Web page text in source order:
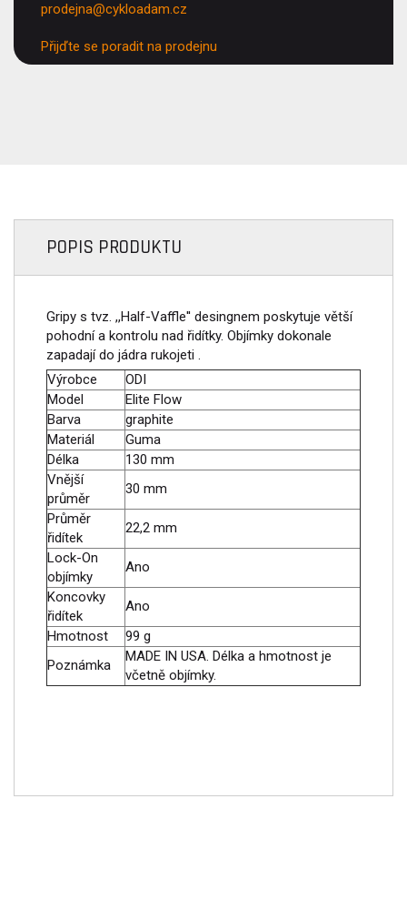
prodejna@cykloadam.cz
Přijďte se poradit na prodejnu
POPIS PRODUKTU
Gripy s tvz. ,,Half-Vaffle'' desingnem poskytuje větší
pohodní a kontrolu nad řidítky. Objímky dokonale
zapadají do jádra rukojeti .
Výrobce
ODI
Model
Elite Flow
Barva
graphite
Materiál
Guma
Délka
130 mm
Vnější
průměr
30 mm
Průměr
řidítek
22,2 mm
Lock-On
objímky
Ano
Koncovky
řidítek
Ano
Hmotnost
99 g
Poznámka
MADE IN USA. Délka a hmotnost je
včetně objímky.